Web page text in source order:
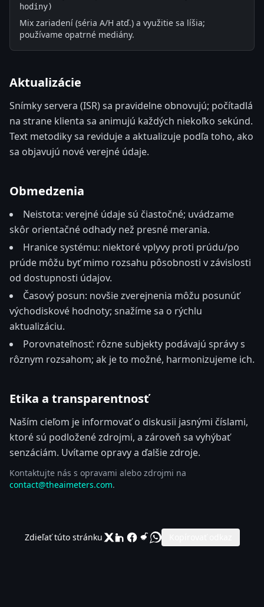
hodiny)
Mix zariadení (séria A/H atď.) a využitie sa líšia;
používame opatrné mediány.
Aktualizácie
Snímky servera (ISR) sa pravidelne obnovujú; počítadlá
na strane klienta sa animujú každých niekoľko sekúnd.
Text metodiky sa reviduje a aktualizuje podľa toho, ako
sa objavujú nové verejné údaje.
Obmedzenia
Neistota: verejné údaje sú čiastočné; uvádzame
skôr orientačné odhady než presné merania.
Hranice systému: niektoré vplyvy proti prúdu/po
prúde môžu byť mimo rozsahu pôsobnosti v závislosti
od dostupnosti údajov.
Časový posun: novšie zverejnenia môžu posunúť
východiskové hodnoty; snažíme sa o rýchlu
aktualizáciu.
Porovnateľnosť: rôzne subjekty podávajú správy s
rôznym rozsahom; ak je to možné, harmonizujeme ich.
Etika a transparentnosť
Naším cieľom je informovať o diskusii jasnými číslami,
ktoré sú podložené zdrojmi, a zároveň sa vyhýbať
senzáciám. Uvítame opravy a ďalšie zdroje.
Kontaktujte nás s opravami alebo zdrojmi na
contact@theaimeters.com.
Zdieľať túto stránku